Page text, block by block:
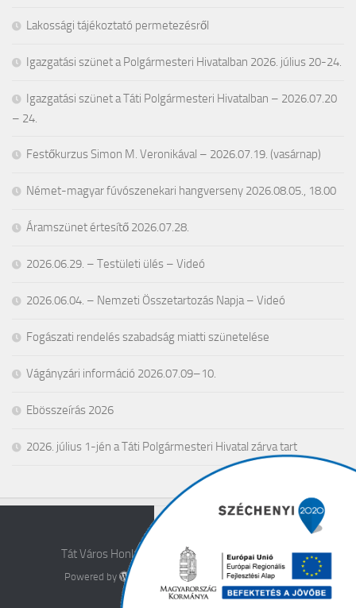
Lakossági tájékoztató permetezésről
Igazgatási szünet a Polgármesteri Hivatalban 2026. július 20-24.
Igazgatási szünet a Táti Polgármesteri Hivatalban – 2026.07.20
– 24.
Festőkurzus Simon M. Veronikával – 2026.07.19. (vasárnap)
Német-magyar fúvószenekari hangverseny 2026.08.05., 18.00
Áramszünet értesítő 2026.07.28.
2026.06.29. – Testületi ülés – Videó
2026.06.04. – Nemzeti Összetartozás Napja – Videó
Fogászati rendelés szabadság miatti szünetelése
Vágányzári információ 2026.07.09–10.
Ebösszeírás 2026
2026. július 1-jén a Táti Polgármesteri Hivatal zárva tart
Tát Város Honlapja © 2026. All Rights Reserved.
Powered by - Designed with the Hueman theme